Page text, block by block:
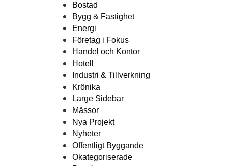
Bostad
Bygg & Fastighet
Energi
Företag i Fokus
Handel och Kontor
Hotell
Industri & Tillverkning
Krönika
Large Sidebar
Mässor
Nya Projekt
Nyheter
Offentligt Byggande
Okategoriserade